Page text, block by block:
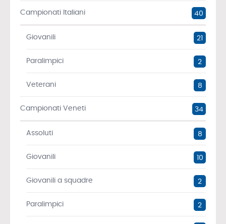
Campionati Italiani 40
Giovanili 21
Paralimpici 2
Veterani 8
Campionati Veneti 34
Assoluti 8
Giovanili 10
Giovanili a squadre 2
Paralimpici 2